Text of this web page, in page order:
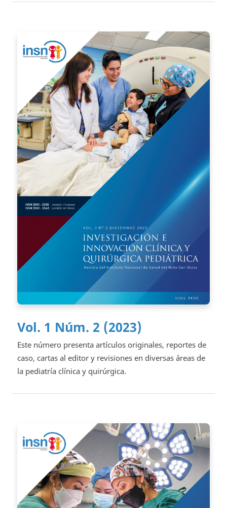
Vol. 1 Núm. 2 (2023)
Este número presenta artículos originales, reportes de
caso, cartas al editor y revisiones en diversas áreas de
la pediatría clínica y quirúrgica.